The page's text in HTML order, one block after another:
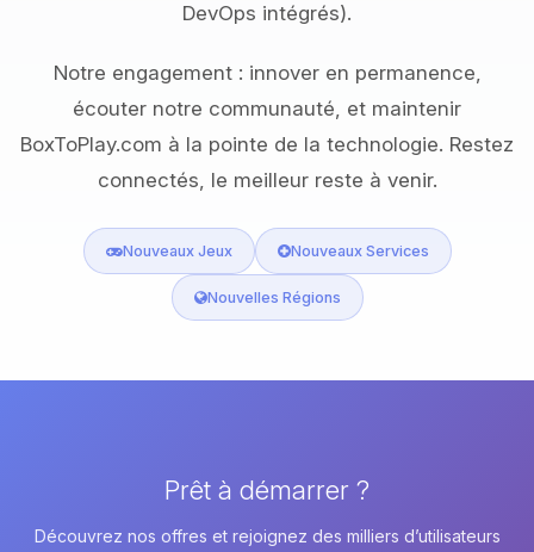
DevOps intégrés).
Notre engagement : innover en permanence,
écouter notre communauté, et maintenir
BoxToPlay.com à la pointe de la technologie. Restez
connectés, le meilleur reste à venir.
Nouveaux Jeux Nouveaux Services
Nouvelles Régions
Prêt à démarrer ?
Découvrez nos offres et rejoignez des milliers d’utilisateurs